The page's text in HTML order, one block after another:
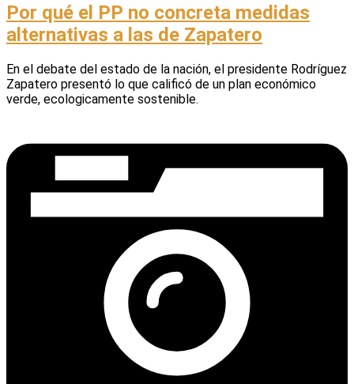
Por qué el PP no concreta medidas
alternativas a las de Zapatero
En el debate del estado de la nación, el presidente Rodríguez
Zapatero presentó lo que calificó de un plan económico
verde, ecologicamente sostenible.